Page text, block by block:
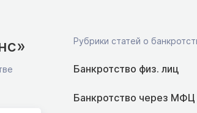
Рубрики статей о
Банкротство физ. лиц
Банкротство через МФЦ